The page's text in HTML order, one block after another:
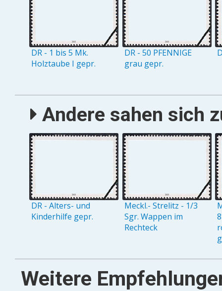
DR - 1 bis 5 Mk.
Holztaube I gepr.
DR - 50 PFENNIGE
grau gepr.
Andere sahen sich
DR - Alters- und
Kinderhilfe gepr.
Meckl.- Strelitz - 1/3
Sgr. Wappen im
Rechteck
Weitere